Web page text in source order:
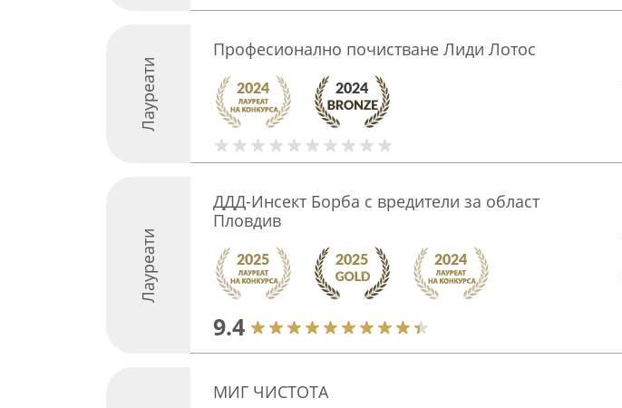
Лауреати
Професионално почистване Лиди Лотос
Лауреати
ДДД-Инсект Борба с вредители за област
Пловдив
9.4
МИГ ЧИСТОТА